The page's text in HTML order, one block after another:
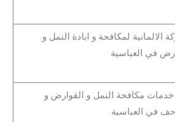
الالمانية لمكافحة و ابادة النمل و
في العباسية
خدمات مكافحة النمل و القوارض و
في العباسية